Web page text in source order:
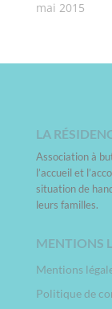
mai 2015
LA
Association à
l’accueil et
situation de
leurs familles.
MENTIONS
Mentions
Politique de